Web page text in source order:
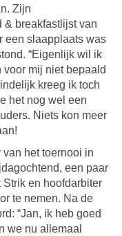
Zijn
& breakfastlijst van
een slaapplaats was
“Eigenlijk wil ik
voor mij niet bepaald
kreeg ik toch
het nog wel een
Niets kon meer
van het toernooi in
een paar
Strik en hoofdarbiter
te nemen. Na de
“Jan, ik heb goed
we nu allemaal